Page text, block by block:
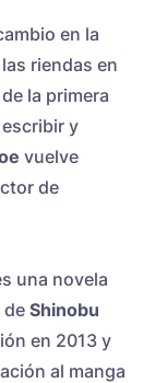
en la
riendas en
la primera
y
vuelve
de
una novela
de Shinobu
en 2013 y
al manga